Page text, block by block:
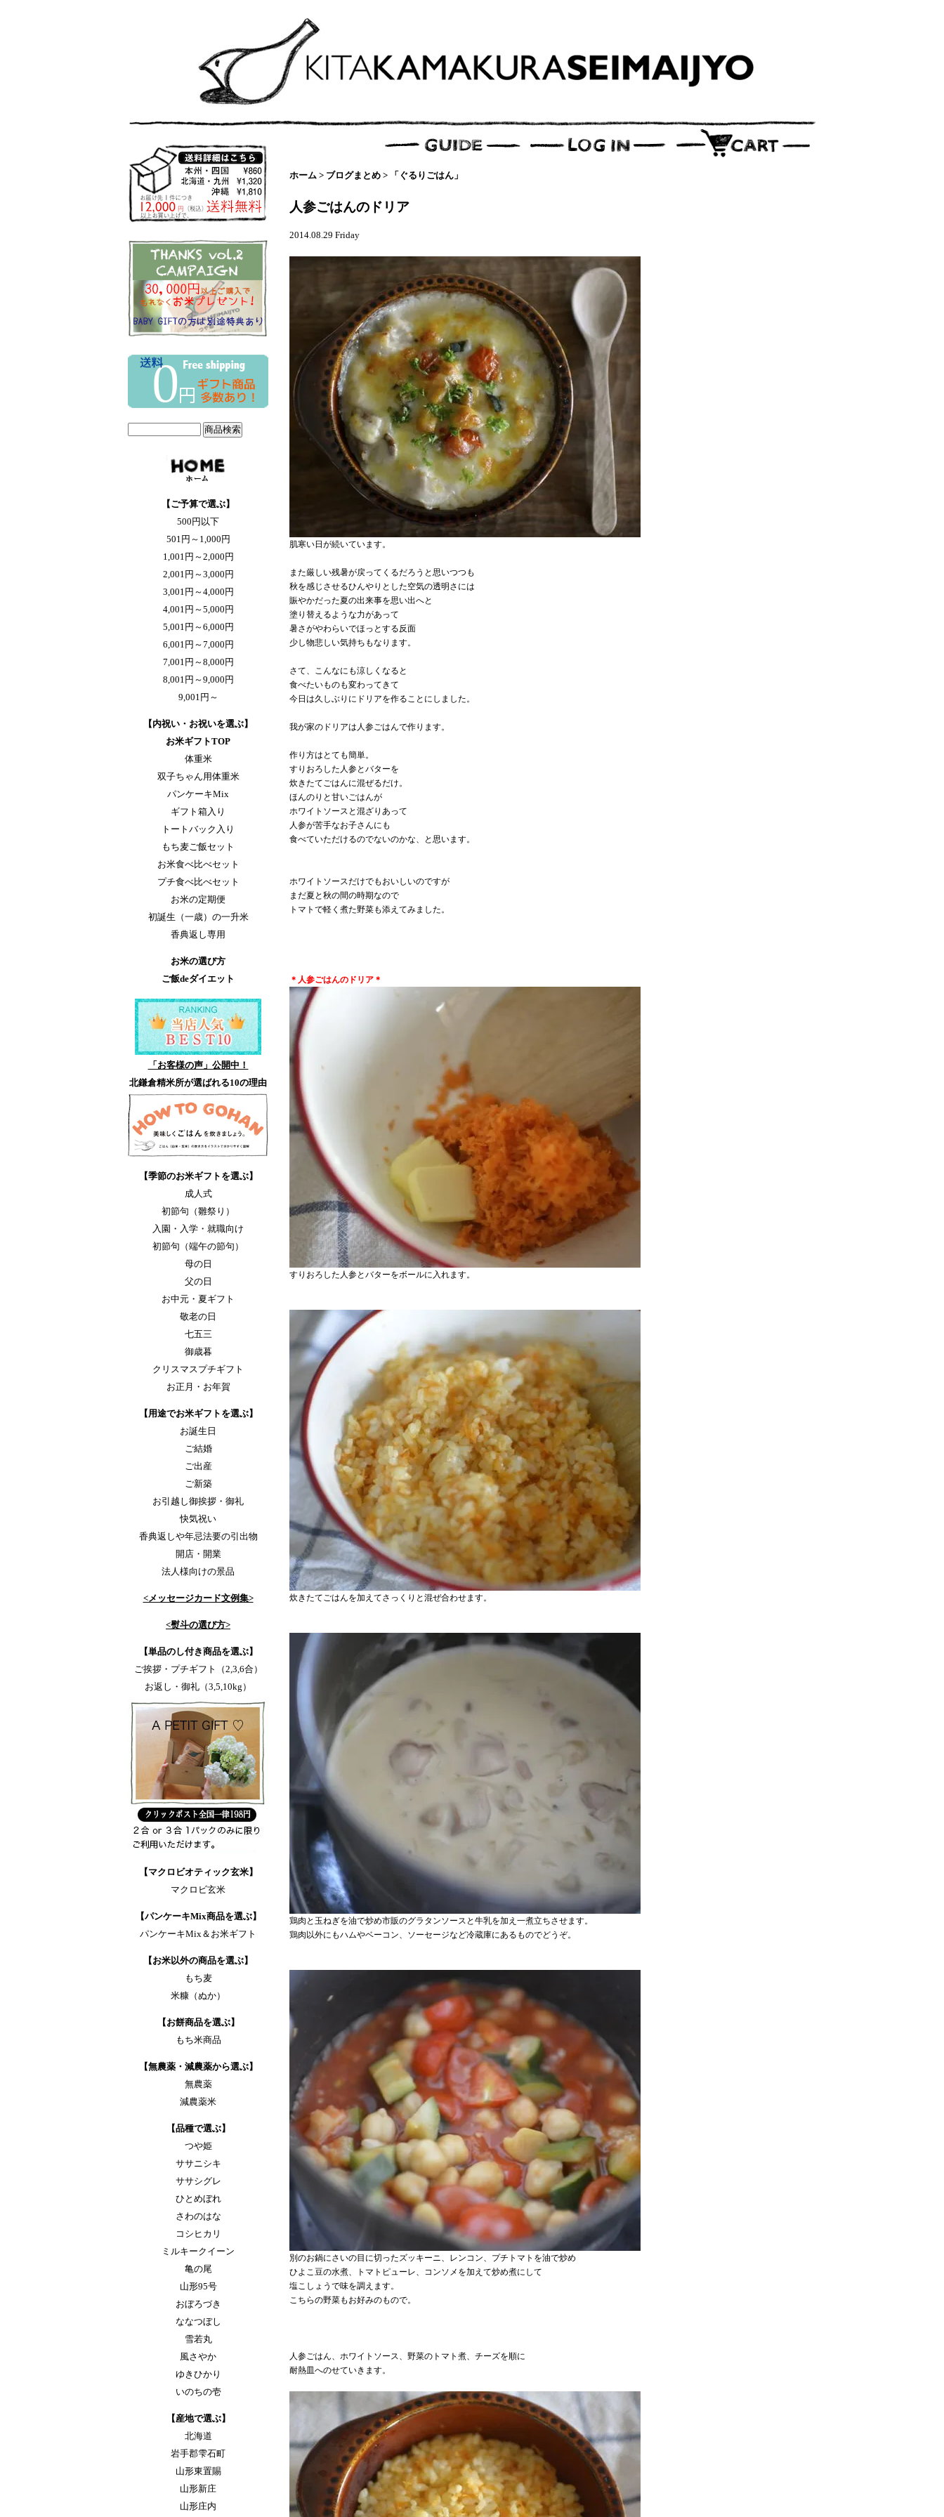
【ご予算で選ぶ】
500円以下
501円～1,000円
1,001円～2,000円
2,001円～3,000円
3,001円～4,000円
4,001円～5,000円
5,001円～6,000円
6,001円～7,000円
7,001円～8,000円
8,001円～9,000円
9,001円～
【内祝い・お祝いを選ぶ】
お米ギフトTOP
体重米
双子ちゃん用体重米
パンケーキMix
ギフト箱入り
トートバック入り
もち麦ご飯セット
お米食べ比べセット
プチ食べ比べセット
お米の定期便
初誕生（一歳）の一升米
香典返し専用
お米の選び方
ご飯deダイエット
「お客様の声」公開中！
北鎌倉精米所が選ばれる10の理由
【季節のお米ギフトを選ぶ】
成人式
初節句（雛祭り）
入園・入学・就職向け
初節句（端午の節句）
母の日
父の日
お中元・夏ギフト
敬老の日
七五三
御歳暮
クリスマスプチギフト
お正月・お年賀
【用途でお米ギフトを選ぶ】
お誕生日
ご結婚
ご出産
ご新築
お引越し御挨拶・御礼
快気祝い
香典返しや年忌法要の引出物
開店・開業
法人様向けの景品
<メッセージカード文例集>
<熨斗の選び方>
【単品のし付き商品を選ぶ】
ご挨拶・プチギフト（2,3,6合）
お返し・御礼（3,5,10kg）
【マクロビオティック玄米】
マクロビ玄米
【パンケーキMix商品を選ぶ】
パンケーキMix＆お米ギフト
【お米以外の商品を選ぶ】
もち麦
米糠（ぬか）
【お餅商品を選ぶ】
もち米商品
【無農薬・減農薬から選ぶ】
無農薬
減農薬米
【品種で選ぶ】
つや姫
ササニシキ
ササシグレ
ひとめぼれ
さわのはな
コシヒカリ
ミルキークイーン
亀の尾
山形95号
おぼろづき
ななつぼし
雪若丸
風さやか
ゆきひかり
いのちの壱
【産地で選ぶ】
北海道
岩手郡雫石町
山形東置賜
山形新庄
山形庄内
ホーム > ブログまとめ > 「ぐるりごはん」
人参ごはんのドリア
2014.08.29 Friday
肌寒い日が続いています。
また厳しい残暑が戻ってくるだろうと思いつつも
秋を感じさせるひんやりとした空気の透明さには
賑やかだった夏の出来事を思い出へと
塗り替えるような力があって
暑さがやわらいでほっとする反面
少し物悲しい気持ちもなります。
さて、こんなにも涼しくなると
食べたいものも変わってきて
今日は久しぶりにドリアを作ることにしました。
我が家のドリアは人参ごはんで作ります。
作り方はとても簡単。
すりおろした人参とバターを
炊きたてごはんに混ぜるだけ。
ほんのりと甘いごはんが
ホワイトソースと混ざりあって
人参が苦手なお子さんにも
食べていただけるのでないのかな、と思います。
ホワイトソースだけでもおいしいのですが
まだ夏と秋の間の時期なので
トマトで軽く煮た野菜も添えてみました。
＊人参ごはんのドリア＊
すりおろした人参とバターをボールに入れます。
炊きたてごはんを加えてさっくりと混ぜ合わせます。
鶏肉と玉ねぎを油で炒め市販のグラタンソースと牛乳を加え一煮立ちさせます。
鶏肉以外にもハムやベーコン、ソーセージなど冷蔵庫にあるものでどうぞ。
別のお鍋にさいの目に切ったズッキーニ、レンコン、プチトマトを油で炒め
ひよこ豆の水煮、トマトピューレ、コンソメを加えて炒め煮にして
塩こしょうで味を調えます。
こちらの野菜もお好みのもので。
人参ごはん、ホワイトソース、野菜のトマト煮、チーズを順に
耐熱皿へのせていきます。